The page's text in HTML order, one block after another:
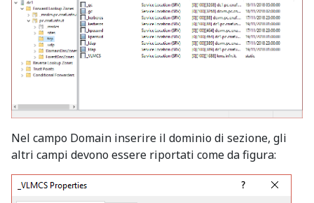
Nel campo Domain inserire il dominio di sezione, gli
altri campi devono essere riportati come da figura: